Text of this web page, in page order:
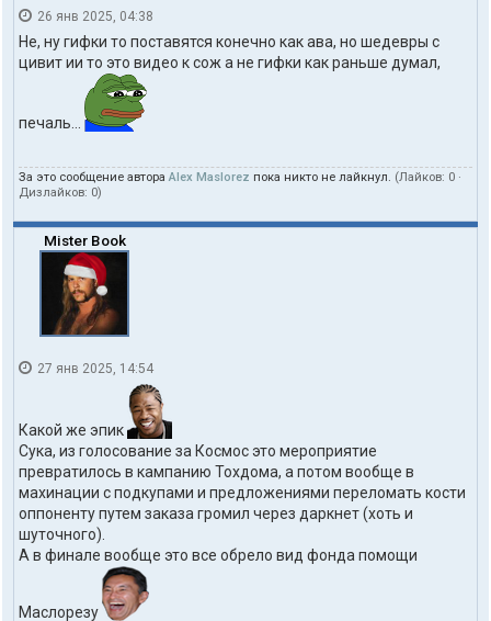
26 янв 2025, 04:38
Не, ну гифки то поставятся конечно как ава, но шедевры с
цивит ии то это видео к сож а не гифки как раньше думал,
печаль...
За это сообщение автора Alex Maslorez пока никто не лайкнул. (Лайков: 0 ·
Дизлайков: 0)
Mister Book
27 янв 2025, 14:54
Какой же эпик
Сука, из голосование за Космос это мероприятие
превратилось в кампанию Тохдома, а потом вообще в
махинации с подкупами и предложениями переломать кости
оппоненту путем заказа громил через даркнет (хоть и
шуточного).
А в финале вообще это все обрело вид фонда помощи
Маслорезу